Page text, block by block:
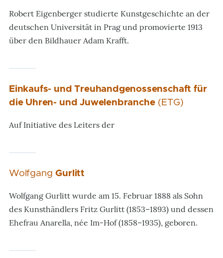
Robert Eigenberger studierte Kunstgeschichte an der
deutschen Universität in Prag und promovierte 1913
über den Bildhauer Adam Krafft.
Einkaufs- und Treuhandgenossenschaft für
die Uhren- und Juwelenbranche(ETG)
Auf Initiative des Leiters der
WolfgangGurlitt
Wolfgang Gurlitt wurde am 15. Februar 1888 als Sohn
des Kunsthändlers Fritz Gurlitt (1853–1893) und dessen
Ehefrau Anarella, née Im-Hof (1858–1935), geboren.